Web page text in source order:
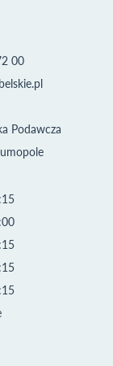
00
Podawcza